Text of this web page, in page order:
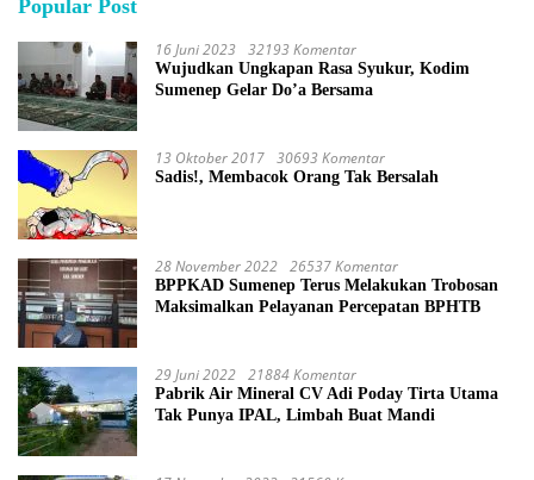
Popular Post
16 Juni 2023 32193 Komentar
Wujudkan Ungkapan Rasa Syukur, Kodim
Sumenep Gelar Do’a Bersama
13 Oktober 2017 30693 Komentar
Sadis!, Membacok Orang Tak Bersalah
28 November 2022 26537 Komentar
BPPKAD Sumenep Terus Melakukan Trobosan
Maksimalkan Pelayanan Percepatan BPHTB
29 Juni 2022 21884 Komentar
Pabrik Air Mineral CV Adi Poday Tirta Utama
Tak Punya IPAL, Limbah Buat Mandi